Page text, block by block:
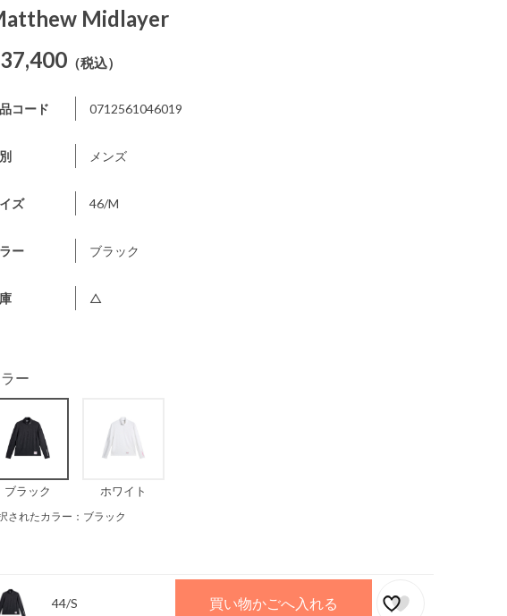
Midlayer
（税込）
コード 0712561046019
メンズ
ズ 46/M
ー ブラック
△
ー
ブラック ホワイト
されたカラー：ブラック
44/S 買い物かごへ入れる